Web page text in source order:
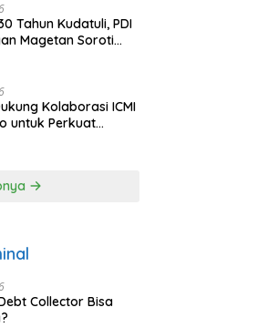
Tahun Kudatuli, PDI
Magetan Soroti
Kolaborasi ICMI
untuk Perkuat
Collector Bisa